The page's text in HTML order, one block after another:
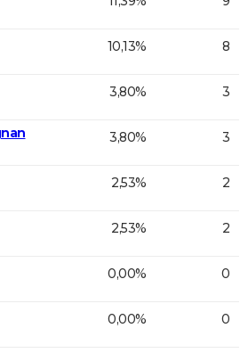
10,13% 8
3,80% 3
3,80% 3
2,53% 2
2,53% 2
0,00% 0
0,00% 0